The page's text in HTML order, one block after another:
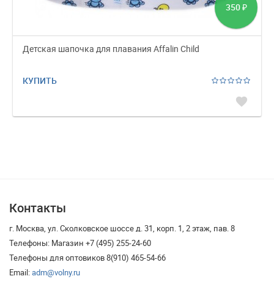
350 ₽
Детская шапочка для плавания Affalin Child
КУПИТЬ
favorite
Контакты
г. Москва, ул. Сколковское шоссе д. 31, корп. 1, 2 этаж, пав. 8
Телефоны: Магазин +7 (495) 255-24-60
Телефоны для оптовиков 8(910) 465-54-66
Email:adm@volny.ru